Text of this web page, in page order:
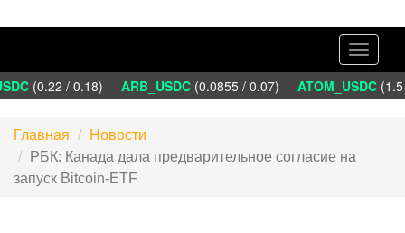
Toggle
(0.22 / 0.18) ARB_USDC(0.0855 / 0.07) ATOM_USDC(1.5
Главная
Новости
РБК: Канада дала предварительное согласие на
запуск Bitcoin-ETF